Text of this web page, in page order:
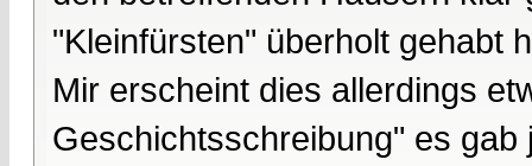
"Kleinfürsten" überholt gehabt
Mir erscheint dies allerdings
Geschichtsschreibung" es